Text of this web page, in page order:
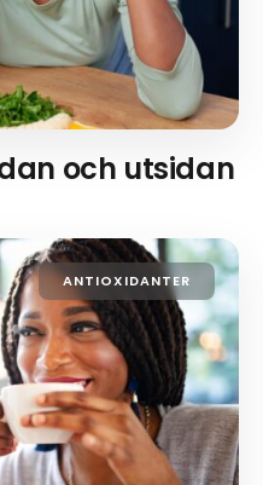
och utsidan
ANTIOXIDANTER